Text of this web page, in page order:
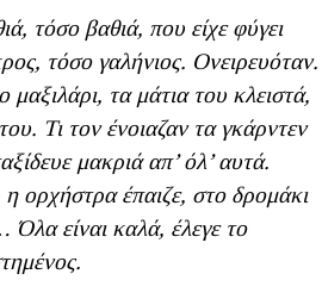
τόσο βαθιά, που είχε φύγει
τόσο γαλήνιος. Ονειρευόταν.
τα μάτια του κλειστά,
Τι τον ένοιαζαν τα γκάρντεν
μακριά απ’ όλ’ αυτά.
ορχήστρα έπαιζε, στο δρομάκι
είναι καλά, έλεγε το